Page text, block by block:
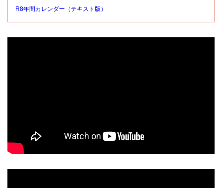
R8年間カレンダー（テキスト版）